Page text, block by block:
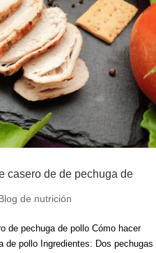
casero de de pechuga de
de nutrición
de pechuga de pollo Cómo hacer
de pollo Ingredientes: Dos pechugas